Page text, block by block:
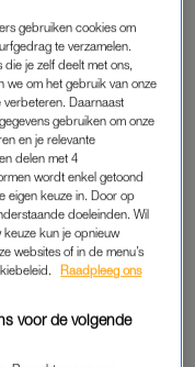
vindt ook Paaspop
dit jaar hebben ze
enKensingtontot
UB40 en The
geslaagde editie
show tijdens het
talenten zijn: van
laagdrempelige
gebruiken cookies om
te verzamelen.
je zelf deelt met ons,
we om het gebruik van onze
verbeteren. Daarnaast
gebruiken om onze
en je relevante
delen met 4
wordt enkel getoond
eigen keuze in. Door op
doeleinden. Wil
keuze kun je opnieuw
websites of in de menu’s
Raadpleeg ons
voor de volgende